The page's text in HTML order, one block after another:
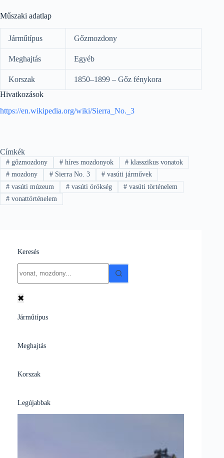
Műszaki adatlap
Járműtípus Gőzmozdony
Meghajtás Egyéb
Korszak
1850–1899 – Gőz fénykora
Hivatkozások
https://en.wikipedia.org/wiki/Sierra_No._3
Címkék
#gőzmozdony #híres mozdonyok # klasszikus vonatok
#mozdony #Sierra No. 3 # vasúti járművek
#vasúti múzeum #vasúti örökség # vasúti történelem
#vonattörténelem
Keresés
results
✖
Járműtípus
Meghajtás
Korszak
Legújabbak